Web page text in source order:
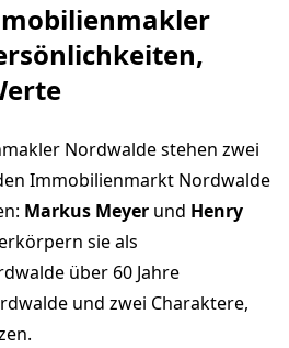
Nordwalde stehen zwei
Immobilienmarkt Nordwalde
Markus Meyer und Henry
sie als
über 60 Jahre
und zwei Charaktere,